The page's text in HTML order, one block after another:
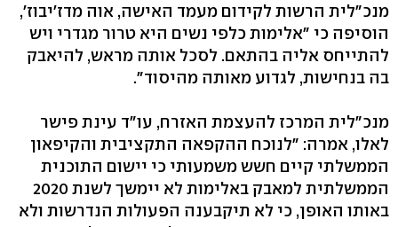
מנכ"לית הרשות לקידום מעמד האישה, אוה מדז'יבוז',
הוסיפה כי "אלימות כלפי נשים היא טרור מגדרי ויש
להתייחס אליה בהתאם. לסכל אותה מראש, להיאבק
בה בנחישות, לגדוע מאותה מהיסוד".
מנכ"לית המרכז להעצמת האזרח, עו"ד עינת פישר
לאלו, אמרה: "לנוכח ההקפאה התקציבית והקיפאון
הממשלתי קיים חשש משמעותי כי יישום התוכנית
הממשלתית למאבק באלימות לא יימשך לשנת 2020
באותו האופן, כי לא תיקבענה הפעולות הנדרשות ולא